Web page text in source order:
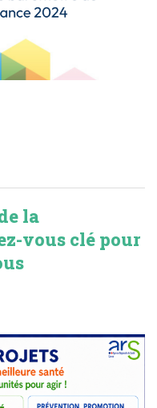
la
vous clé pour